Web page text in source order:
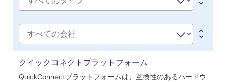
ア
／
ツ
ー
ル
Software
社
名
クイックコネクトプラットフォーム
QuickConnectプラットフォームは、互換性のあるハードウ